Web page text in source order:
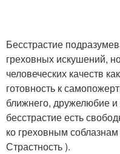
Бесстрастие
греховных искушений,
человеческих качеств
готовность к
ближнего, дружелюбие
бесстрастие есть
ко греховным
Страстность ).